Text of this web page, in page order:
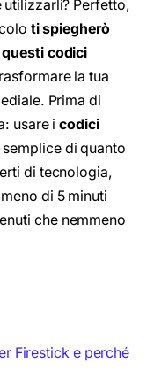
utilizzarli? Perfetto,
ti spiegherò
questi codici
la tua
Prima di
usare icodici
di quanto
di tecnologia,
di 5 minuti
che nemmeno
Firestick e perché